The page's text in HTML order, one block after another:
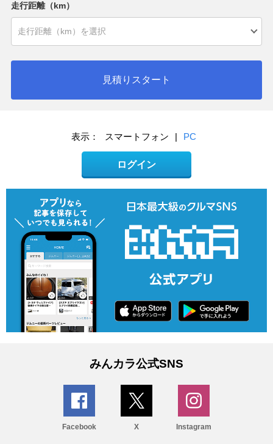
走行距離（km）
見積りスタート
表示： スマートフォン | PC
ログイン
みんカラ公式SNS
Facebook X Instagram